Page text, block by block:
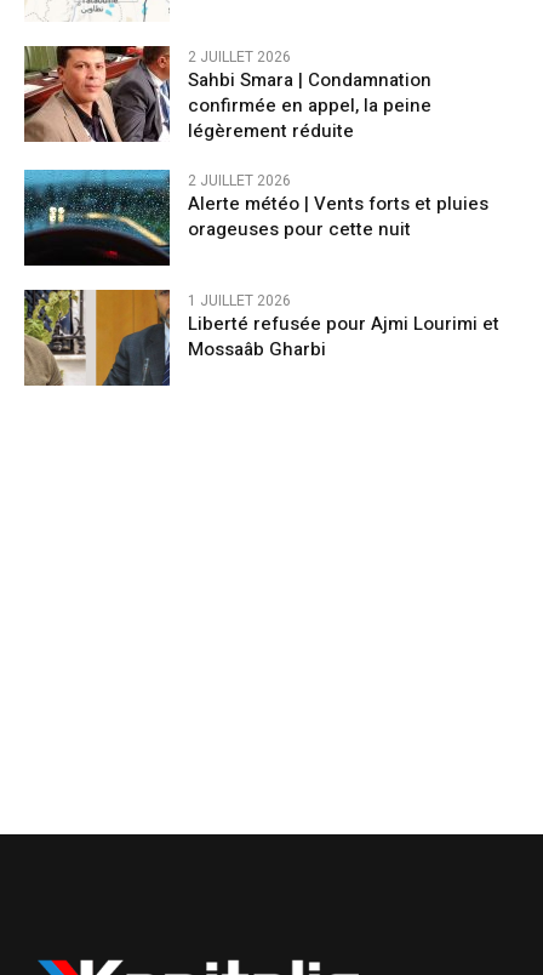
2 JUILLET 2026
Sahbi Smara | Condamnation
confirmée en appel, la peine
légèrement réduite
2 JUILLET 2026
​Alerte météo | Vents forts et pluies
orageuses pour cette nuit
1 JUILLET 2026
Liberté refusée pour Ajmi Lourimi et
Mossaâb Gharbi